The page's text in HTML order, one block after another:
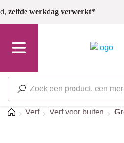
Ga naar de hoofdinhoud
zelfde werkdag verwerkt*
Home
Verf Verf voor buiten